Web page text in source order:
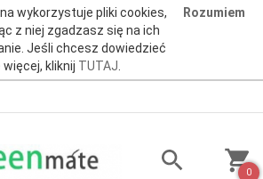
wykorzystuje pliki cookies,
z niej zgadzasz się na ich
Jeśli chcesz dowiedzieć
więcej, kliknij TUTAJ.
Rozumiem
0